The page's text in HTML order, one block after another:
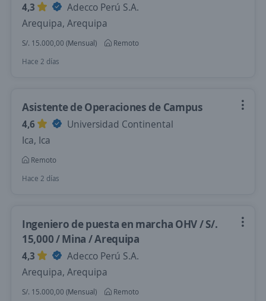
4,3
Adecco Perú S.A.
Arequipa, Arequipa
S/. 15.000,00 (Mensual)
Remoto
Hace 2 días
Asistente de Operaciones de Campus
4,6
Universidad Continental
Ica, Ica
Remoto
Hace 2 días
Ingeniero de puesta en marcha OHV / S/.
15,000 / Mina / Arequipa
4,3
Adecco Perú S.A.
Arequipa, Arequipa
S/. 15.000,00 (Mensual)
Remoto